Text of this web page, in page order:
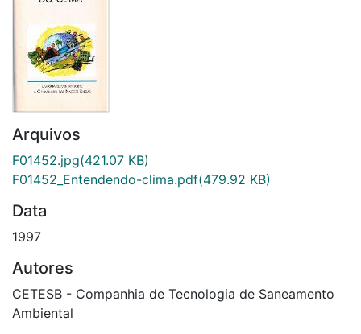
Arquivos
F01452.jpg(421.07 KB)
F01452_Entendendo-clima.pdf(479.92 KB)
Data
1997
Autores
CETESB - Companhia de Tecnologia de Saneamento
Ambiental